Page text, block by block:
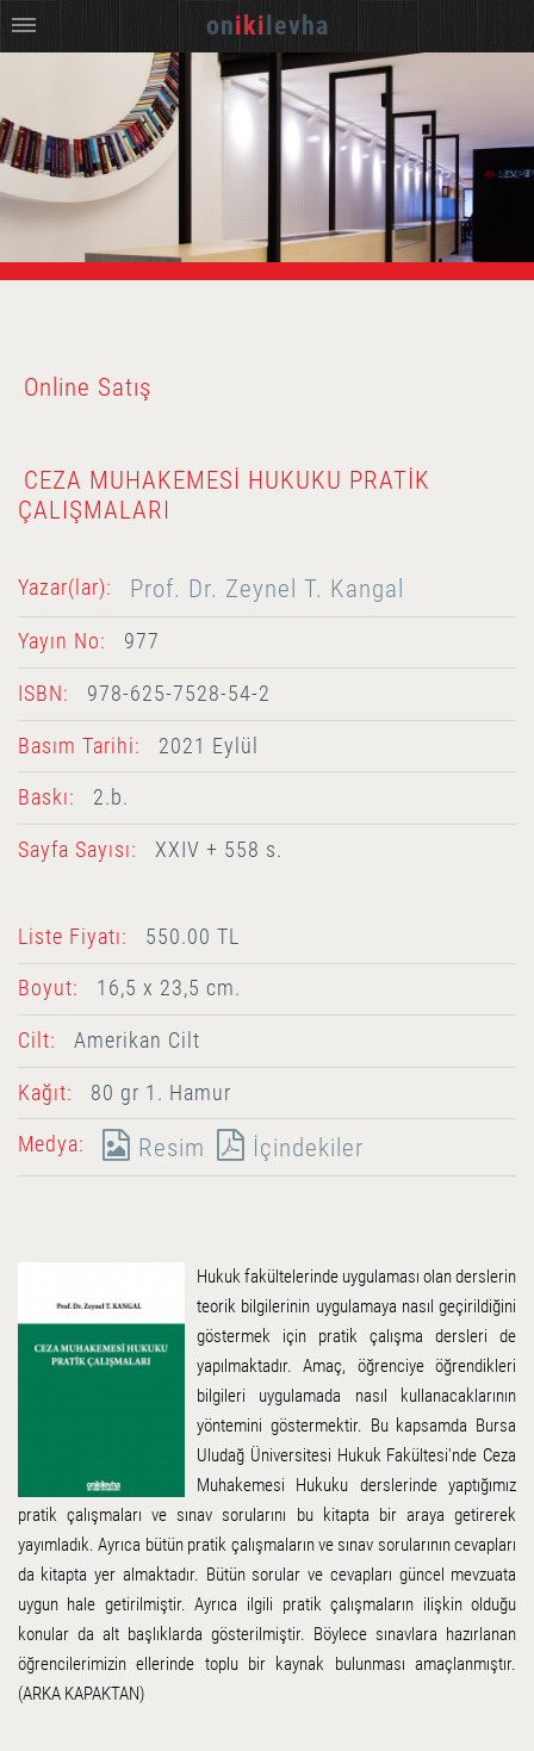
Online Satış
CEZA MUHAKEMESI HUKUKU PRATIK
ÇALIŞMALARI
Yazar(lar): Prof. Dr. Zeynel T. Kangal
Yayın No: 977
ISBN: 978-625-7528-54-2
Basım Tarihi: 2021 Eylül
Baskı: 2.b.
Sayfa Sayısı: XXIV + 558 s.
Liste Fiyatı: 550.00 TL
Boyut: 16,5 x 23,5 cm.
Cilt: Amerikan Cilt
Kağıt: 80 gr 1. Hamur
Medya: Resim İçindekiler
Hukuk fakültelerinde uygulaması olan derslerin
teorik bilgilerinin uygulamaya nasıl geçirildiğini
göstermek için pratik çalışma dersleri de
yapılmaktadır. Amaç, öğrenciye öğrendikleri
bilgileri uygulamada nasıl kullanacaklarının
yöntemini göstermektir. Bu kapsamda Bursa
Uludağ Üniversitesi Hukuk Fakültesi'nde Ceza
Muhakemesi Hukuku derslerinde yaptığımız
pratik çalışmaları ve sınav sorularını bu kitapta bir araya getirerek
yayımladık. Ayrıca bütün pratik çalışmaların ve sınav sorularının cevapları
da kitapta yer almaktadır. Bütün sorular ve cevapları güncel mevzuata
uygun hale getirilmiştir. Ayrıca ilgili pratik çalışmaların ilişkin olduğu
konular da alt başlıklarda gösterilmiştir. Böylece sınavlara hazırlanan
öğrencilerimizin ellerinde toplu bir kaynak bulunması amaçlanmıştır.
(ARKA KAPAKTAN)
oniki levha